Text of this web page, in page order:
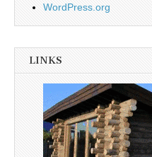
WordPress.org
LINKS